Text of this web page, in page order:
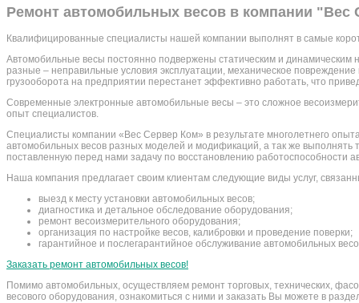
Ремонт автомобильных весов в компании "Вес
Квалифицированные специалисты нашей компании выполнят в самые
Автомобильные весы постоянно подвержены статическим и динамическим
разные – неправильные условия эксплуатации, механическое
грузооборота на предприятии перестанет эффективно работать, что
Современные электронные автомобильные весы – это сложное
опыт специалистов.
Специалисты компании «Вес Сервер Ком» в результате многолетнего
автомобильных весов разных моделей и модификаций, а так же выполнять
поставленную перед нами задачу по восстановлению работоспособности
Наша компания предлагает своим клиентам следующие виды услуг,
выезд к месту установки автомобильных весов;
диагностика и детальное обследование оборудования;
ремонт весоизмерительного оборудования;
организация по настройке весов, калибровки и проведение поверки;
гарантийное и послегарантийное обслуживание автомобильных
Заказать ремонт автомобильных весов!
Помимо автомобильных, осуществляем ремонт торговых, технических,
весового оборудования, ознакомиться с ними и заказать Вы можете в